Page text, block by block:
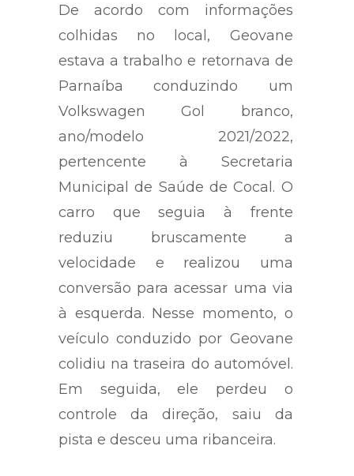
De acordo com informações
colhidas no local, Geovane
estava a trabalho e retornava de
Parnaíba conduzindo um
Volkswagen Gol branco,
ano/modelo 2021/2022,
pertencente à Secretaria
Municipal de Saúde de Cocal. O
carro que seguia à frente
reduziu bruscamente a
velocidade e realizou uma
conversão para acessar uma via
à esquerda. Nesse momento, o
veículo conduzido por Geovane
colidiu na traseira do automóvel.
Em seguida, ele perdeu o
controle da direção, saiu da
pista e desceu uma ribanceira.